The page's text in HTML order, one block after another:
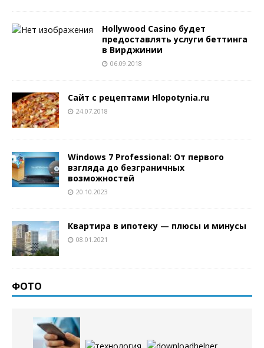
Hollywood Casino будет
предоставлять услуги беттинга
в Вирджинии
06.09.2018
Сайт с рецептами Hlopotynia.ru
24.07.2018
Windows 7 Professional: От первого
взгляда до безграничных
возможностей
20.10.2023
Квартира в ипотеку — плюсы и минусы
08.01.2021
ФОТО